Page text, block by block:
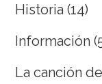
Historia (14)
Información
La canción